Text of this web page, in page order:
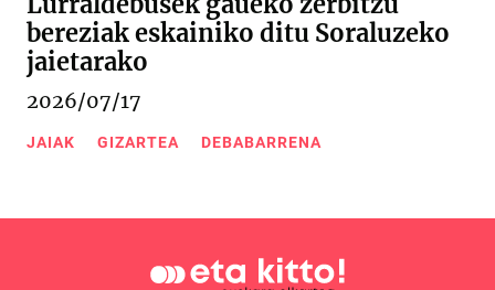
bereziak eskainiko ditu Soraluzeko
jaietarako
2026/07/17
JAIAK GIZARTEA DEBABARRENA